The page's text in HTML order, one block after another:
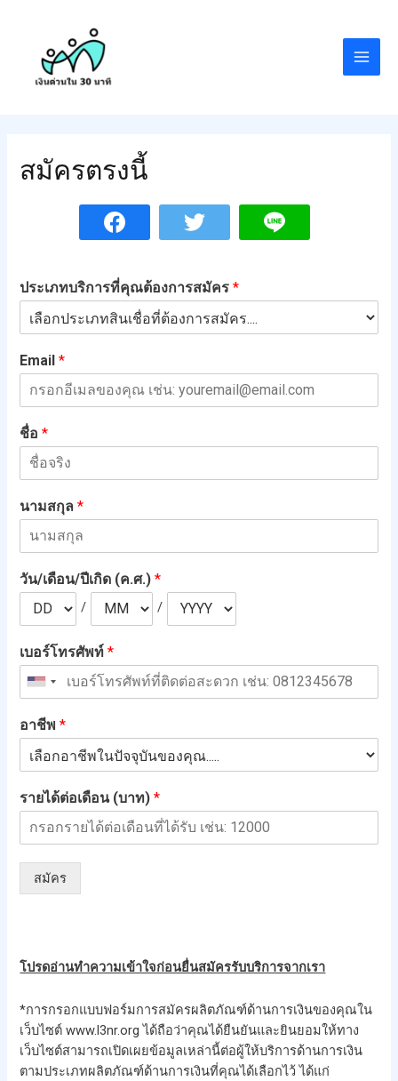
สมัครตรงนี้
ประเภทบริการที่คุณต้องการสมัคร*
Email*
ชื่อ*
นามสกุล*
วัน/เดือน/ปีเกิด (ค.ศ.)*
/ /
เบอร์โทรศัพท์*
อาชีพ*
รายได้ต่อเดือน (บาท)*
สมัคร
โปรดอ่านทำความเข้าใจก่อนยื่นสมัครรับบริการจากเรา
*การกรอกแบบฟอร์มการสมัครผลิตภัณฑ์ด้านการเงินของคุณใน
เว็บไซต์ www.l3nr.org ได้ถือว่าคุณได้ยืนยันและยินยอมให้ทาง
เว็บไซต์สามารถเปิดเผยข้อมูลเหล่านี้ต่อผู้ให้บริการด้านการเงิน
ตามประเภทผลิตภัณฑ์ด้านการเงินที่คุณได้เลือกไว้ ได้แก่